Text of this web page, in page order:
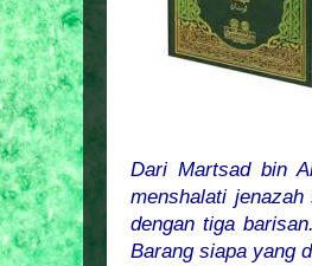
Dari Martsad bin
menshalati
dengan tiga
Barang siapa yang